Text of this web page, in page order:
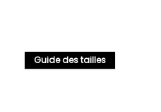
Guide des tailles